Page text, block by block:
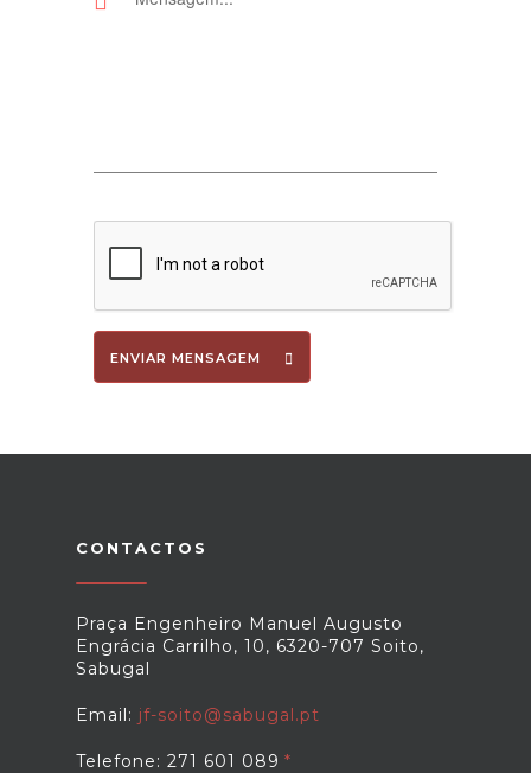
ENVIAR MENSAGEM
CONTACTOS
Praça Engenheiro Manuel Augusto
Engrácia Carrilho, 10, 6320-707 Soito,
Sabugal
Email: jf-soito@sabugal.pt
Telefone: 271 601 089